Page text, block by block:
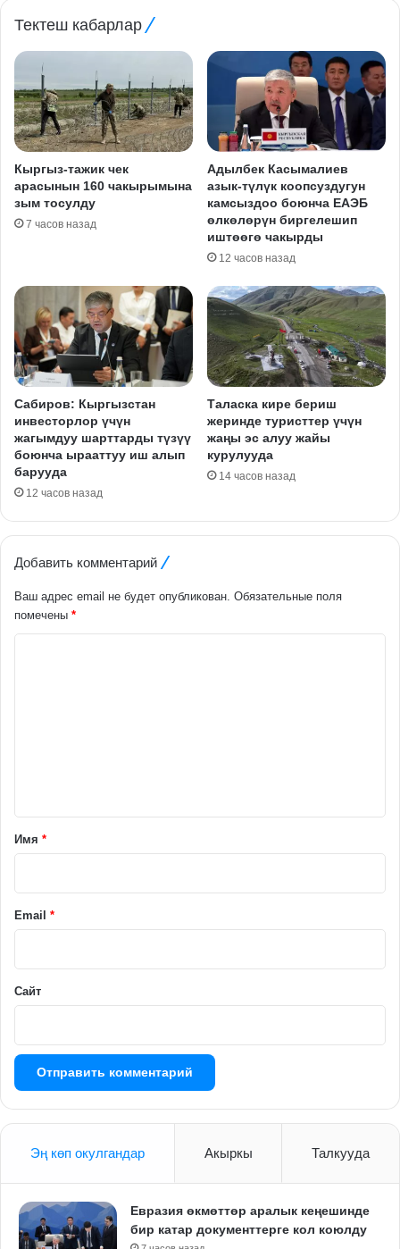
Тектеш кабарлар
Кыргыз-тажик чек
арасынын 160 чакырымына
зым тосулду
7 часов назад
Адылбек Касымалиев
азык-түлүк коопсуздугун
камсыздоо боюнча ЕАЭБ
өлкөлөрүн биргелешип
иштөөгө чакырды
12 часов назад
Сабиров: Кыргызстан
инвесторлор үчүн
жагымдуу шарттарды түзүү
боюнча ырааттуу иш алып
барууда
12 часов назад
Таласка кире бериш
жеринде туристтер үчүн
жаңы эс алуу жайы
курулууда
14 часов назад
Добавить комментарий
Ваш адрес email не будет опубликован. Обязательные поля
помечены *
а
р
й
Имя *
Email *
Сайт
Эң көп окулгандар Акыркы Талкууда
Евразия өкмөттөр аралык кеңешинде
бир катар документтерге кол коюлду